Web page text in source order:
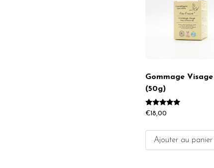
Gommage Visage
(50g)
Note
5.00
€18,00
Ajouter au panier